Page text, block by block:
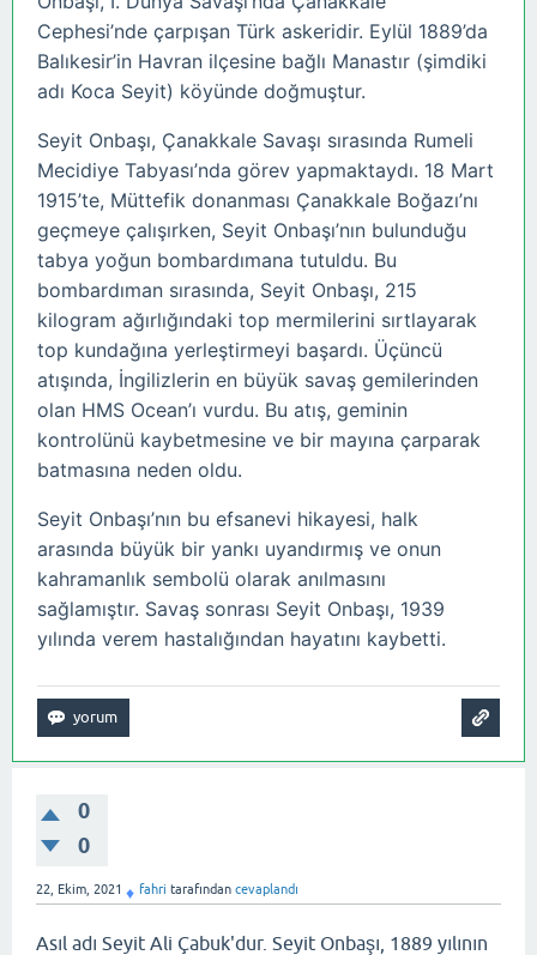
Cephesi’nde çarpışan Türk askeridir. Eylül 1889’da
Balıkesir’in Havran ilçesine bağlı Manastır (şimdiki
adı Koca Seyit) köyünde doğmuştur.
Seyit Onbaşı, Çanakkale Savaşı sırasında Rumeli
Mecidiye Tabyası’nda görev yapmaktaydı. 18 Mart
1915’te, Müttefik donanması Çanakkale Boğazı’nı
geçmeye çalışırken, Seyit Onbaşı’nın bulunduğu
tabya yoğun bombardımana tutuldu. Bu
bombardıman sırasında, Seyit Onbaşı, 215
kilogram ağırlığındaki top mermilerini sırtlayarak
top kundağına yerleştirmeyi başardı. Üçüncü
atışında, İngilizlerin en büyük savaş gemilerinden
olan HMS Ocean’ı vurdu. Bu atış, geminin
kontrolünü kaybetmesine ve bir mayına çarparak
batmasına neden oldu.
Seyit Onbaşı’nın bu efsanevi hikayesi, halk
arasında büyük bir yankı uyandırmış ve onun
kahramanlık sembolü olarak anılmasını
sağlamıştır. Savaş sonrası Seyit Onbaşı, 1939
yılında verem hastalığından hayatını kaybetti.
0
0
22, Ekim, 2021 ♦ fahri tarafından cevaplandı
Asıl adı Seyit Ali Çabuk'dur. Seyit Onbaşı, 1889 yılının